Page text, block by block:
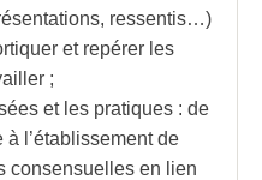
ressentis…)
et repérer les
;
et les pratiques : de
à l’établissement de
consensuelles en lien